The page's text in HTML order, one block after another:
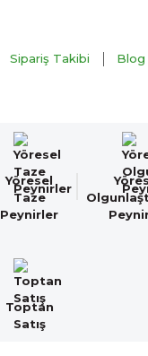
Sipariş Takibi Blog
Yöresel
Taze
Peynirler
Toptan
Satış